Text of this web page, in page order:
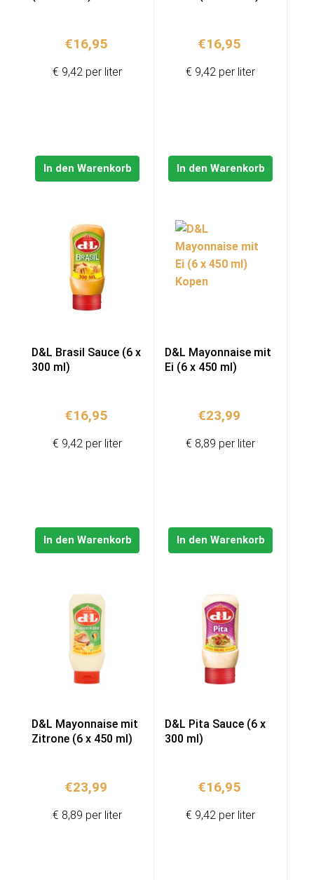
€16,95
In den Warenkorb
€ 9,42 per liter
€16,95
In den Warenkorb
€ 9,42 per liter
D&L Brasil Sauce (6 x
300 ml)
€16,95
In den Warenkorb
€ 9,42 per liter
D&L Mayonnaise mit
Ei (6 x 450 ml)
€23,99
In den Warenkorb
€ 8,89 per liter
D&L Mayonnaise mit
Zitrone (6 x 450 ml)
€23,99
€ 8,89 per liter
D&L Pita Sauce (6 x
300 ml)
€16,95
€ 9,42 per liter